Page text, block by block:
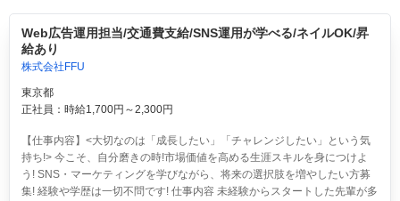
Web広告運用担当/交通費支給/SNS運用が学べる/ネイルOK/昇
給あり
株式会社FFU
東京都
正社員：時給1,700円～2,300円
【仕事内容】<大切なのは「成長したい」「チャレンジしたい」という気
持ち!> 今こそ、自分磨きの時!市場価値を高める生涯スキルを身につけよ
う! SNS・マーケティングを学びながら、将来の選択肢を増やしたい方募
集! 経験や学歴は一切不問です! 仕事内容 未経験からスタートした先輩が多